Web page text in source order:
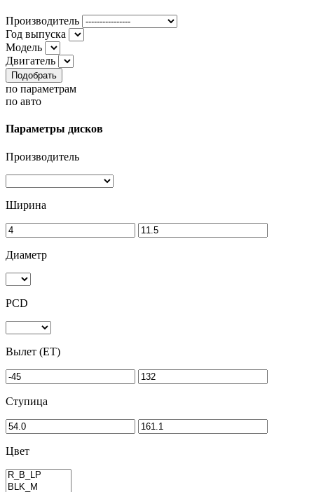
Производитель
Год выпуска
Модель
Двигатель
Подобрать
по параметрам
по авто
Параметры дисков
Производитель
Ширина
Диаметр
PCD
Вылет (ET)
Ступица
Цвет